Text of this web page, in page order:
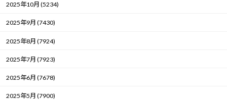
2025年10月 (5234)
2025年9月 (7430)
2025年8月 (7924)
2025年7月 (7923)
2025年6月 (7678)
2025年5月 (7900)